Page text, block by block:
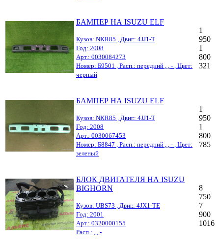
БАМПЕР НА ISUZU ELF
Кузов: NKR85 , Двиг.: 4JJ1-T
Год: 2008
Арт.: 0030084273
Номер: Б9501 , Расп.: передний , , - , Цвет:
черный
1
950
1
800
321
БАМПЕР НА ISUZU ELF
Кузов: NKR85 , Двиг.: 4JJ1-T
Год: 2008
Арт.: 0030067453
Номер: Б8847 , Расп.: передний , , - , Цвет:
зеленый
1
950
1
800
785
БЛОК ДВИГАТЕЛЯ НА ISUZU
BIGHORN
Кузов: UBS73 , Двиг.: 4JX1-TE
Год: 2001
Арт.: 0320000155
Расп.: , , -
8
750
7
900
1016